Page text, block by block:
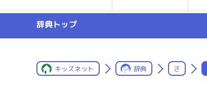
辞典トップ
キッズネット 辞典 さ